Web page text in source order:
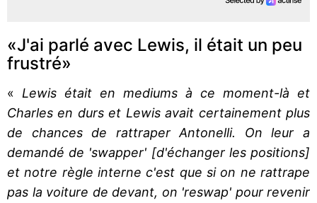
«J'ai parlé avec Lewis, il était un peu
frustré»
« Lewis était en mediums à ce moment-là et
Charles en durs et Lewis avait certainement plus
de chances de rattraper Antonelli. On leur a
demandé de 'swapper' [d'échanger les positions]
et notre règle interne c'est que si on ne rattrape
pas la voiture de devant, on 'reswap' pour revenir